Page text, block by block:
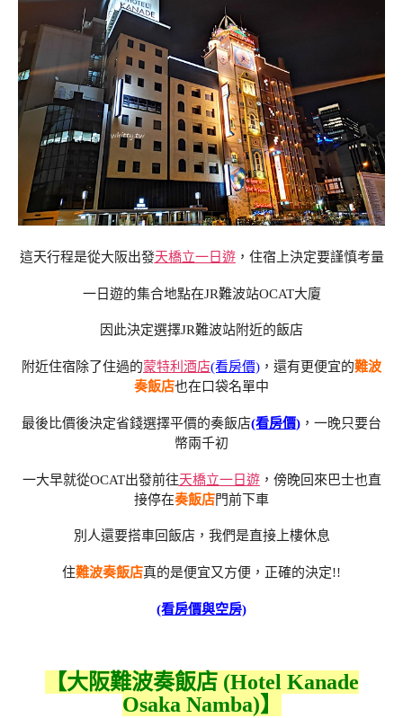
這天行程是從大阪出發天橋立一日遊，住宿上決定要謹慎考量
一日遊的集合地點在JR難波站OCAT大廈
因此決定選擇JR難波站附近的飯店
附近住宿除了住過的蒙特利酒店(看房價) ，還有更便宜的難波
奏飯店也在口袋名單中
最後比價後決定省錢選擇平價的奏飯店(看房價) ，一晚只要台
幣兩千初
一大早就從OCAT出發前往天橋立一日遊，傍晚回來巴士也直
接停在奏飯店門前下車
別人還要搭車回飯店，我們是直接上樓休息
住難波奏飯店真的是便宜又方便，正確的決定!!
(看房價與空房)
【大阪難波奏飯店 (Hotel Kanade
Osaka Namba)】